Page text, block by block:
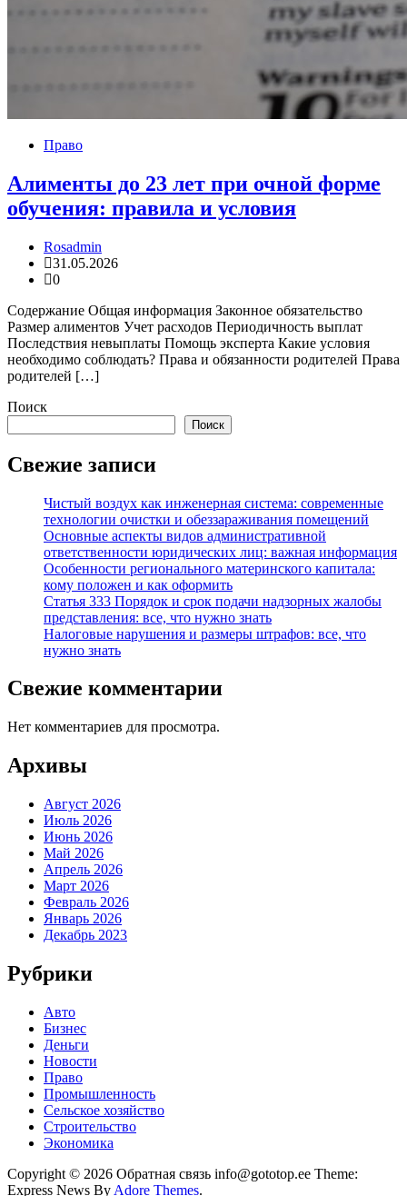
Право
Алименты до 23 лет при очной форме
обучения: правила и условия
Rosadmin
31.05.2026
0
Содержание Общая информация Законное обязательство
Размер алиментов Учет расходов Периодичность выплат
Последствия невыплаты Помощь эксперта Какие условия
необходимо соблюдать? Права и обязанности родителей Права
родителей […]
Поиск
Поиск
Свежие записи
Чистый воздух как инженерная система: современные
технологии очистки и обеззараживания помещений
Основные аспекты видов административной
ответственности юридических лиц: важная информация
Особенности регионального материнского капитала:
кому положен и как оформить
Статья 333 Порядок и срок подачи надзорных жалобы
представления: все, что нужно знать
Налоговые нарушения и размеры штрафов: все, что
нужно знать
Свежие комментарии
Нет комментариев для просмотра.
Архивы
Август 2026
Июль 2026
Июнь 2026
Май 2026
Апрель 2026
Март 2026
Февраль 2026
Январь 2026
Декабрь 2023
Рубрики
Авто
Бизнес
Деньги
Новости
Право
Промышленность
Сельское хозяйство
Строительство
Экономика
Copyright © 2026 Обратная связь info@gototop.ee Theme:
Express News By Adore Themes.